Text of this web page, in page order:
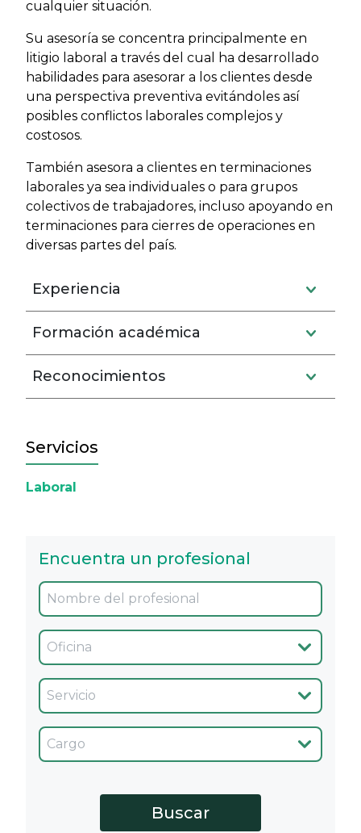
cualquier situación.
Su asesoría se concentra principalmente en
litigio laboral a través del cual ha desarrollado
habilidades para asesorar a los clientes desde
una perspectiva preventiva evitándoles así
posibles conflictos laborales complejos y
costosos.
También asesora a clientes en terminaciones
laborales ya sea individuales o para grupos
colectivos de trabajadores, incluso apoyando en
terminaciones para cierres de operaciones en
diversas partes del país.
Experiencia
Formación académica
Reconocimientos
Servicios
Laboral
Encuentra un profesional
Oficina
Servicio
Cargo